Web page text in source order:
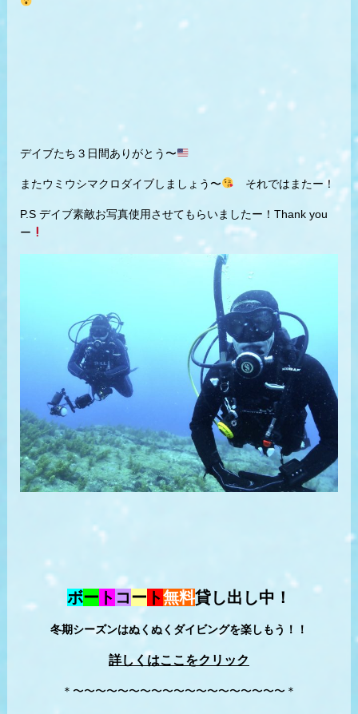
デイブたち３日間ありがとう〜
またウミウシマクロダイブしましょう〜 それではまたー！
P.S デイブ素敵お写真使用させてもらいましたー！Thank you
ー
ボー ト コー ト無料貸し出し中！
冬期シーズンはぬくぬくダイビングを楽しもう！！
詳しくはここをクリック
＊〜〜〜〜〜〜〜〜〜〜〜〜〜〜〜〜〜〜〜＊